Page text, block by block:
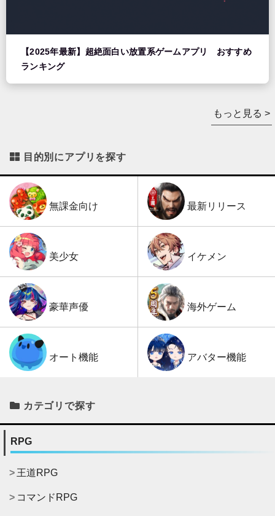
【2025年最新】超絶面白い放置系ゲームアプリ おすすめ
ランキング
もっと見る >
目的別にアプリを探す
無課金向け 最新リリース
美少女 イケメン
豪華声優 海外ゲーム
オート機能 アバター機能
カテゴリで探す
RPG
王道RPG
コマンドRPG